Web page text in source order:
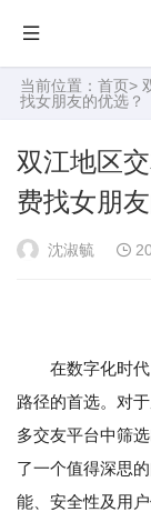
当前位置： 首页>
找女朋友的优选？
双江地区
费找女朋
沈淑毓
在数字化时代
路径的首选。对
多交友平台中筛
了一个值得深思
能、安全性及用